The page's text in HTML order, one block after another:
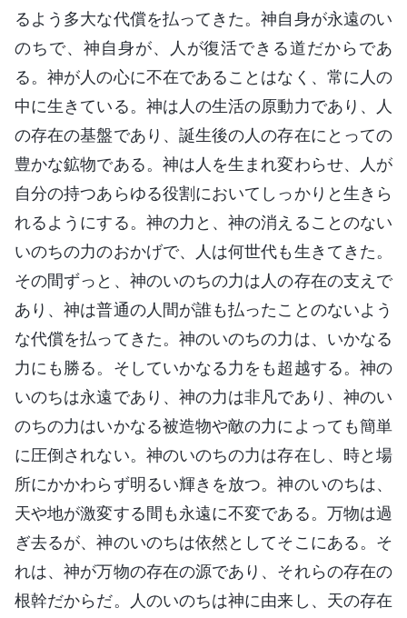
るよう多大な代償を払ってきた。神自身が永遠のい
のちで、神自身が、人が復活できる道だからであ
る。神が人の心に不在であることはなく、常に人の
中に生きている。神は人の生活の原動力であり、人
の存在の基盤であり、誕生後の人の存在にとっての
豊かな鉱物である。神は人を生まれ変わらせ、人が
自分の持つあらゆる役割においてしっかりと生きら
れるようにする。神の力と、神の消えることのない
いのちの力のおかげで、人は何世代も生きてきた。
その間ずっと、神のいのちの力は人の存在の支えで
あり、神は普通の人間が誰も払ったことのないよう
な代償を払ってきた。神のいのちの力は、いかなる
力にも勝る。そしていかなる力をも超越する。神の
いのちは永遠であり、神の力は非凡であり、神のい
のちの力はいかなる被造物や敵の力によっても簡単
に圧倒されない。神のいのちの力は存在し、時と場
所にかかわらず明るい輝きを放つ。神のいのちは、
天や地が激変する間も永遠に不変である。万物は過
ぎ去るが、神のいのちは依然としてそこにある。そ
れは、神が万物の存在の源であり、それらの存在の
根幹だからだ。人のいのちは神に由来し、天の存在